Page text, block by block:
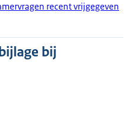
recent vrijgegeven
bij